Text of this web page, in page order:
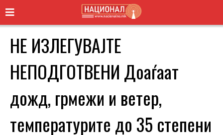
НЕ ИЗЛЕГУВАЈТЕ
НЕПОДГОТВЕНИ Доаѓаат
дожд, грмежи и ветер,
температурите до 35 степени